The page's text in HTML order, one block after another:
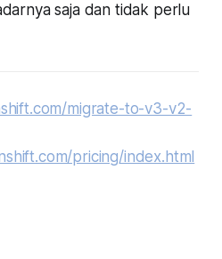
saja dan tidak perlu
migrate-to-v3-v2-
pricing/index.html